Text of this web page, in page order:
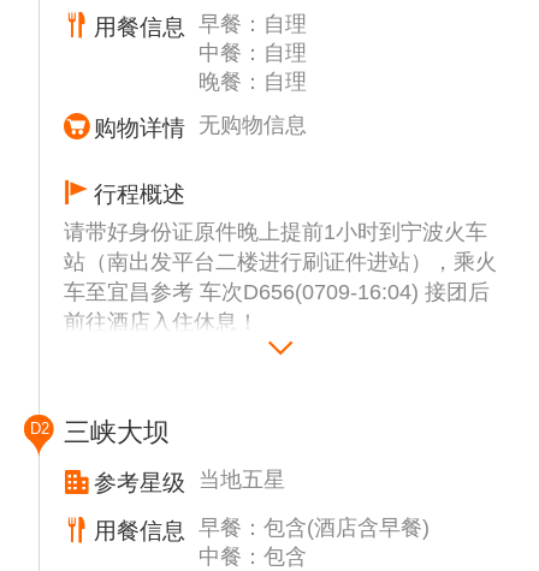
用餐信息
早餐：自理
中餐：自理
晚餐：自理
购物详情 无购物信息
行程概述
请带好身份证原件晚上提前1小时到宁波火车
站（南出发平台二楼进行刷证件进站），乘火
车至宜昌参考 车次D656(0709-16:04) 接团后
前往酒店入住休息！
D2 三峡大坝
参考星级 当地五星
用餐信息
早餐：包含(酒店含早餐)
中餐：包含